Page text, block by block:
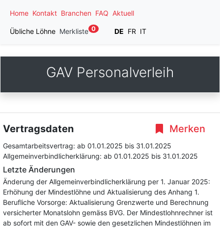
Home Kontakt Branchen FAQ Aktuell
Übliche Löhne Merkliste 0 DE FR IT
GAV Personalverleih
Merken
Vertragsdaten
Gesamtarbeitsvertrag: ab 01.01.2025 bis 31.01.2025
Allgemeinverbindlicherklärung: ab 01.01.2025 bis 31.01.2025
Letzte Änderungen
Änderung der Allgemeinverbindlicherklärung per 1. Januar 2025:
Erhöhung der Mindestlöhne und Aktualisierung des Anhang 1.
Berufliche Vorsorge: Aktualisierung Grenzwerte und Berechnung
versicherter Monatslohn gemäss BVG. Der Mindestlohnrechner ist
ab sofort mit den GAV- sowie den gesetzlichen Mindestlöhnen im